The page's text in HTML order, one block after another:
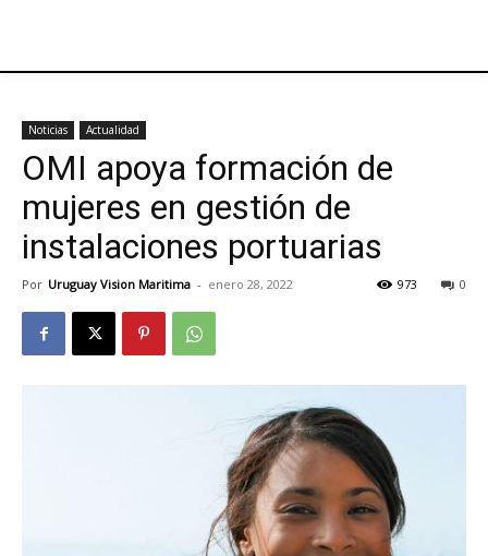
Noticias Actualidad
OMI apoya formación de
mujeres en gestión de
instalaciones portuarias
Por Uruguay Vision Maritima - enero 28, 2022 0
973